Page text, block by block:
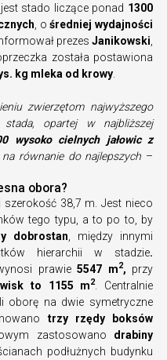
stado liczące ponad 1300
, ośredniej wydajności
prezes Janikowski
została postawiona
kg mleka od krowy
zwierzętom najwyższego
opartej w najbliższej
wysoko cielnych jałowic z
równanie do najlepszych –
obora?
38,7 m. Jest nieco
tego typu, a to po to, by
dobrostan , między innymi
hierarchii w stadzie.
prawie5547 m2, przy
to 1155 m2. Centralnie
oborę na dwie symetryczne
trzy rzędy boksów
zastosowano drabiny
podłużnych budynku